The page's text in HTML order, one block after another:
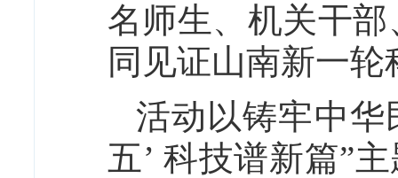
名师生、机关干
同见证山南新一
活动以铸牢中华
五’ 科技谱新篇”